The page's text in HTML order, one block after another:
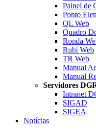
Painel de
Ponto
QL Web
Quadro
Ronda
Rubi Web
TR Web
Manual
Manual
Servidores
Intranet
SIGAD
SIGEA
Notícias